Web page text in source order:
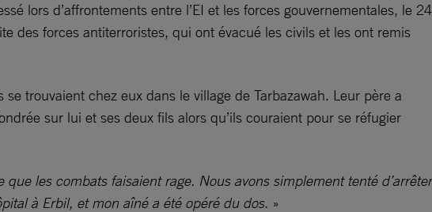
lors d’affrontements entre l’EI et les forces gouvernementales, le 24
des forces antiterroristes, qui ont évacué les civils et les ont remis
trouvaient chez eux dans le village de Tarbazawah. Leur père a
sur lui et ses deux fils alors qu’ils couraient pour se réfugier
les combats faisaient rage. Nous avons simplement tenté d’arrêter
à Erbil, et mon aîné a été opéré du dos. »